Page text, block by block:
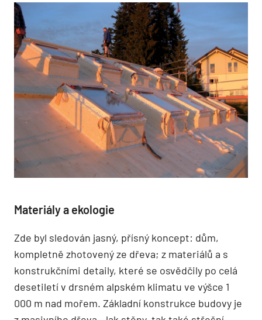
Materiály a ekologie
Zde byl sledován jasný, přísný koncept: dům,
kompletně zhotovený ze dřeva; z materiálů a s
konstrukčními detaily, které se osvědčily po celá
desetiletí v drsném alpském klimatu ve výšce 1
000 m nad mořem. Základní konstrukce budovy je